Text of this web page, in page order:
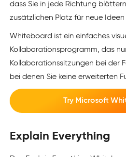
dass Sie in jede Richtung
zusätzlichen Platz für neue
Whiteboard ist ein einfaches
Kollaborationsprogramm, das
Kollaborationssitzungen bei der
bei denen Sie keine erweiterten
Try Microsoft
Explain Everything